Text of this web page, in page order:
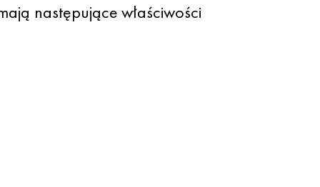
następujące właściwości